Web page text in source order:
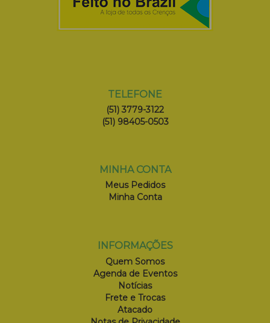
TELEFONE
(51) 3779-3122
(51) 98405-0503
MINHA CONTA
Meus Pedidos
Minha Conta
INFORMAÇÕES
Quem Somos
Agenda de Eventos
Notícias
Frete e Trocas
Atacado